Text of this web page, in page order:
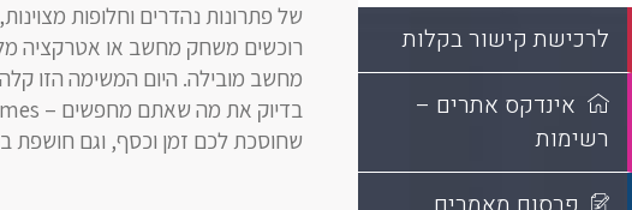
לרכישת קישור בקלות
אינדקס אתרים –
רשימות
של פתרונות נהדרים וחלופות
רוכשים משחק מחשב או אטרקציה
מחשב מובילה. היום המשימה הזו
שחוסכת לכם זמן וכסף, וגם חושפת